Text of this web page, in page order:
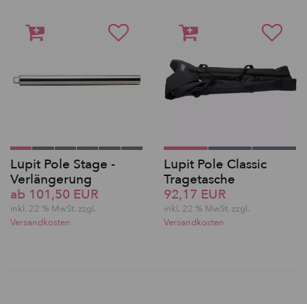
Lupit Pole Stage -
Verlängerung
ab 101,50 EUR
inkl. 22 % MwSt. zzgl.
Versandkosten
Lupit Pole Classic
Tragetasche
92,17 EUR
inkl. 22 % MwSt. zzgl.
Versandkosten